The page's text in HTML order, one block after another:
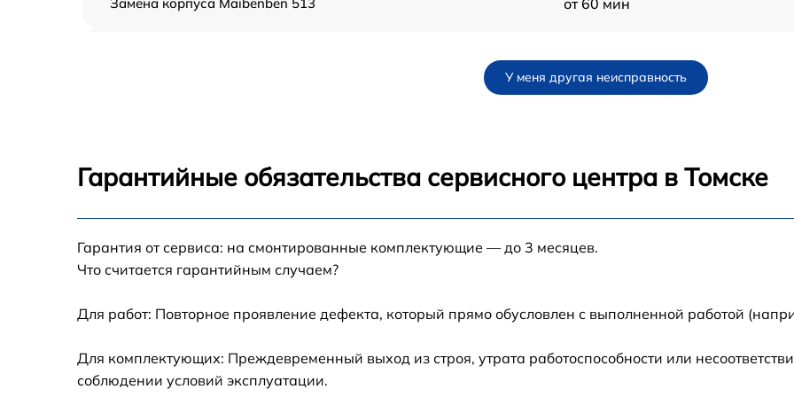
от 60 мин
Установка операционной системы Maibenben
от 60 мин
Ремонт тачпада Maibenben 513 от 60 мин
У меня другая неисправность
Гарантийные обязательства сервисного центра в Томске
Гарантия от сервиса: на смонтированные комплектующие — до 3 месяцев.
Что считается гарантийным случаем?
Для работ: Повторное проявление дефекта, который прямо обусловлен с выполненной работой
Для комплектующих: Преждевременный выход из строя, утрата работоспособности или
соблюдении условий эксплуатации.